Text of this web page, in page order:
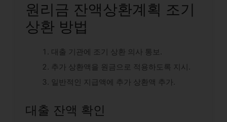
원리금 잔액상환계획 조기
상환 방법
대출 기관에 조기 상환 의사 통보.
추가 상환액을 원금으로 적용하도록 지시.
일반적인 지급액에 추가 상환액 추가.
대출 잔액 확인